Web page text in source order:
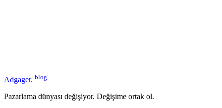
Adgager. blog
Pazarlama dünyası değişiyor. Değişime ortak ol.